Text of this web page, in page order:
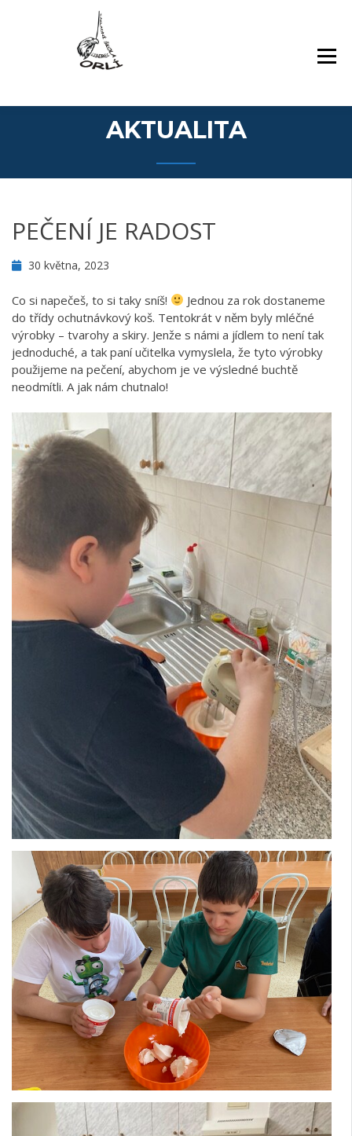
AKTUALITA
PEČENÍ JE RADOST
30 května, 2023
Co si napečeš, to si taky sníš!
Jednou za rok dostaneme
do třídy ochutnávkový koš. Tentokrát v něm byly mléčné
výrobky – tvarohy a skiry. Jenže s námi a jídlem to není tak
jednoduché, a tak paní učitelka vymyslela, že tyto výrobky
použijeme na pečení, abychom je ve výsledné buchtě
neodmítli. A jak nám chutnalo!